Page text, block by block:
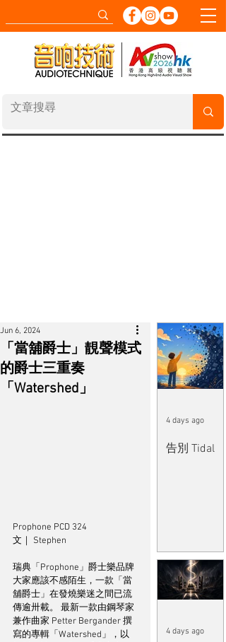
「當舖爵士」靚聲模式
的爵士三重奏
「Watershed」
Jun 6, 2024
Prophone PCD 324
文｜ Stephen
瑞典「Prophone」爵士樂品牌
大家應該不感陌生，一款「當
舖爵士」在發燒樂迷之間已流
傳逾卅載。 最新一款由鋼琴家
兼作曲家 Petter Bergander 撰
寫的專輯「Watershed」，以
告別 Tidal
4 days ago
4 days ago